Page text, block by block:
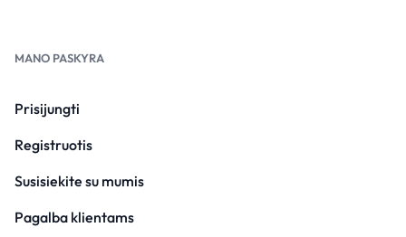
MANO PASKYRA
Prisijungti
Registruotis
Susisiekite su mumis
Pagalba klientams